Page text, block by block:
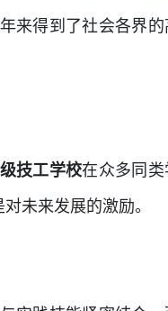
来得到了社会各界的
技工学校在众多同类
未来发展的激励。